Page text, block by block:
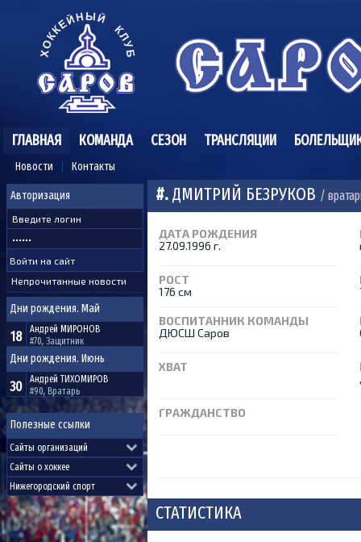
ГЛАВНАЯ
Новости Контакты
КОМАНДА СЕЗОН ТРАНСЛЯЦИИ
Авторизация
Непрочитанные новости
Дни рождения. Май
18 Андрей МИРОНОВ
#70, Защитник
Дни рождения. Июнь
30 Андрей ТИХОМИРОВ
#90, Вратарь
Полезные ссылки
#.ДМИТРИЙ БЕЗРУКОВ /
ДАТА РОЖДЕНИЯ
27.09.1996 г.
РОСТ
176 см
ВОСПИТАННИК КОМАНДЫ
ДЮСШ Саров
ХВАТ
ГРАЖДАНСТВО
СТАТИСТИКА